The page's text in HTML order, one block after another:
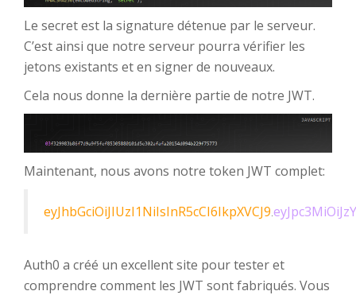
Le secret est la signature détenue par le serveur.
C’est ainsi que notre serveur pourra vérifier les
jetons existants et en signer de nouveaux.
Cela nous donne la dernière partie de notre JWT.
Maintenant, nous avons notre token JWT complet:
eyJhbGciOiJIUzI1NiIsInR5cCI6IkpXVCJ9.
Auth0 a créé un excellent site pour tester et
comprendre comment les JWT sont fabriqués. Vous